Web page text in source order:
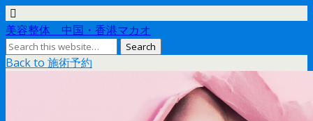
美容整体 中国・香港マカオ
Back to 施術予約